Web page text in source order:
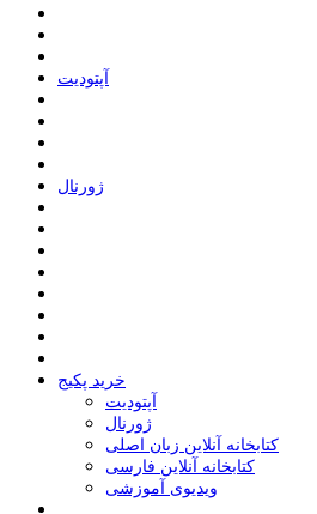
ﺁﭘﺘﻮﺩﯾﺖ
ﮊﻭﺭﻧﺎﻝ
خرید پکیج
ﺁﭘﺘﻮﺩﯾﺖ
ﮊﻭﺭﻧﺎﻝ
کتابخانه آنلاین زبان اصلی
کتابخانه آنلاین فارسی
ویدیوی آموزشی